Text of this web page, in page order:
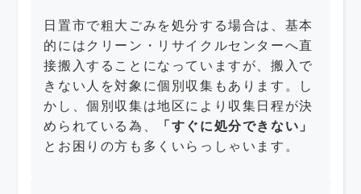
日置市で粗大ごみを処分する場合は、基本
的にはクリーン・リサイクルセンターへ直
接搬入することになっていますが、搬入で
きない人を対象に個別収集もあります。し
かし、個別収集は地区により収集日程が決
められている為、
「すぐに処分できない」
とお困りの方も多くいらっしゃいます。